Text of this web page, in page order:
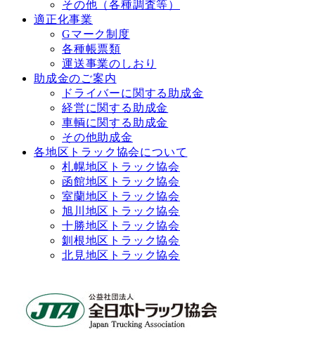
その他（各種調査等）
適正化事業
Gマーク制度
各種帳票類
運送事業のしおり
助成金のご案内
ドライバーに関する助成金
経営に関する助成金
車輌に関する助成金
その他助成金
各地区トラック協会について
札幌地区トラック協会
函館地区トラック協会
室蘭地区トラック協会
旭川地区トラック協会
十勝地区トラック協会
釧根地区トラック協会
北見地区トラック協会